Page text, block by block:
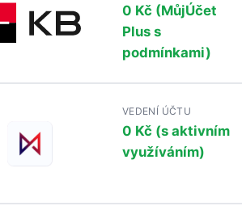
0 Kč (MůjÚčet
Plus s
podmínkami)
VEDENÍ ÚČTU
0 Kč (s aktivním
využíváním)